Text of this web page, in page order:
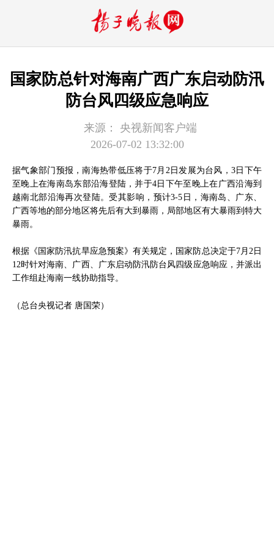
国家防总针对海南广西广东启动防汛
防台风四级应急响应
来源：
央视新闻客户端
2026-07-02 13:32:00
据气象部门预报，南海热带低压将于7月2日发展为台风，3日下午
至晚上在海南岛东部沿海登陆，并于4日下午至晚上在广西沿海到
越南北部沿海再次登陆。受其影响，预计3-5日，海南岛、广东、
广西等地的部分地区将先后有大到暴雨，局部地区有大暴雨到特大
暴雨。
根据《国家防汛抗旱应急预案》有关规定，国家防总决定于7月2日
12时针对海南、广西、广东启动防汛防台风四级应急响应，并派出
工作组赴海南一线协助指导。
（总台央视记者 唐国荣）